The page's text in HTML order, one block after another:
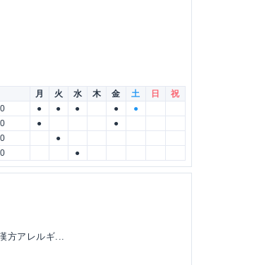
月 火 水 木 金 土 日
祝
● ● ● ●
●
●
●
●
●
方アレルギ...